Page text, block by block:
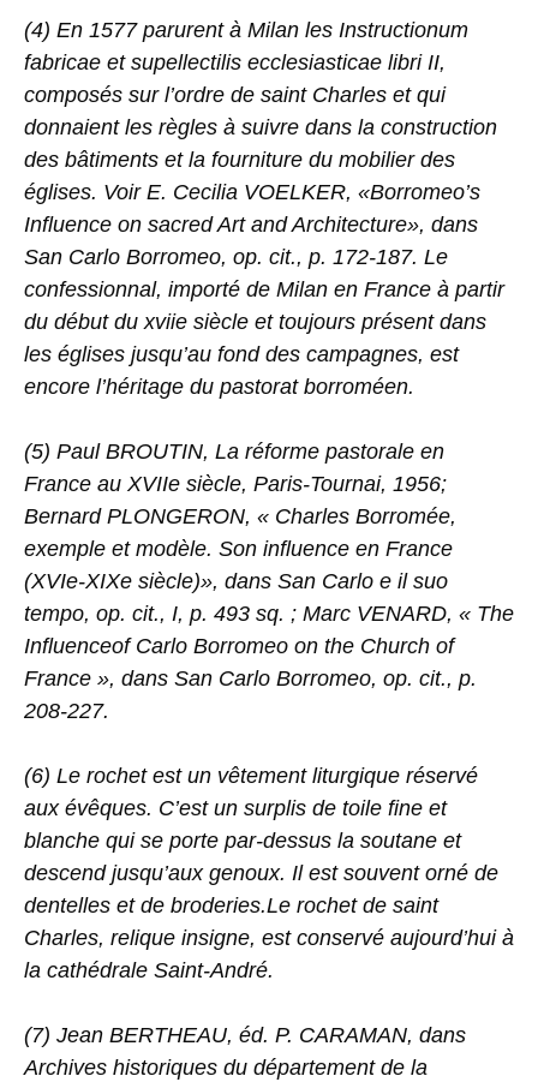
(4) En 1577 parurent à Milan les Instructionum
fabricae et supellectilis ecclesiasticae libri II,
composés sur l’ordre de saint Charles et qui
donnaient les règles à suivre dans la construction
des bâtiments et la fourniture du mobilier des
églises. Voir E. Cecilia VOELKER, «Borromeo’s
Influence on sacred Art and Architecture», dans
San Carlo Borromeo, op. cit., p. 172-187. Le
confessionnal, importé de Milan en France à partir
du début du xviie siècle et toujours présent dans
les églises jusqu’au fond des campagnes, est
encore l’héritage du pastorat borroméen.
(5) Paul BROUTIN, La réforme pastorale en
France au XVIIe siècle, Paris-Tournai, 1956;
Bernard PLONGERON, « Charles Borromée,
exemple et modèle. Son influence en France
(XVIe-XIXe siècle)», dans San Carlo e il suo
tempo, op. cit., I, p. 493 sq. ; Marc VENARD, « The
Influenceof Carlo Borromeo on the Church of
France », dans San Carlo Borromeo, op. cit., p.
208-227.
(6) Le rochet est un vêtement liturgique réservé
aux évêques. C’est un surplis de toile fine et
blanche qui se porte par-dessus la soutane et
descend jusqu’aux genoux. Il est souvent orné de
dentelles et de broderies.Le rochet de saint
Charles, relique insigne, est conservé aujourd’hui à
la cathédrale Saint-André.
(7) Jean BERTHEAU, éd. P. CARAMAN, dans
Archives historiques du département de la